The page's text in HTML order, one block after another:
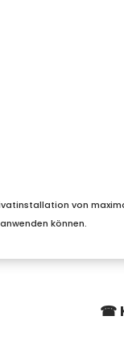
von
können.
☎